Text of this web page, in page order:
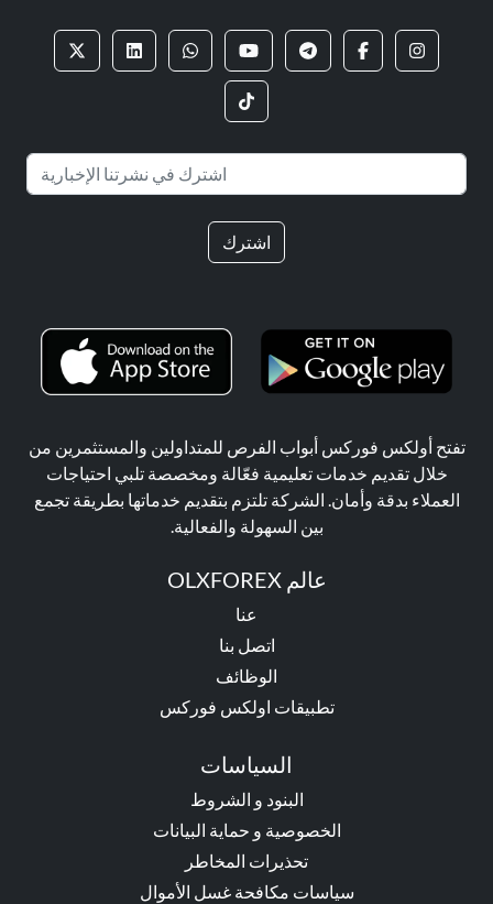
اشترك
تفتح أولكس فوركس أبواب الفرص للمتداولين والمستثمرين من
خلال تقديم خدمات تعليمية فعّالة ومخصصة تلبي احتياجات
العملاء بدقة وأمان. الشركة تلتزم بتقديم خدماتها بطريقة تجمع
بين السهولة والفعالية.
عالم OLXFOREX
عنا
اتصل بنا
الوظائف
تطبيقات اولكس فوركس
السياسات
البنود و الشروط
الخصوصية و حماية البيانات
تحذيرات المخاطر
سياسات مكافحة غسل الأموال